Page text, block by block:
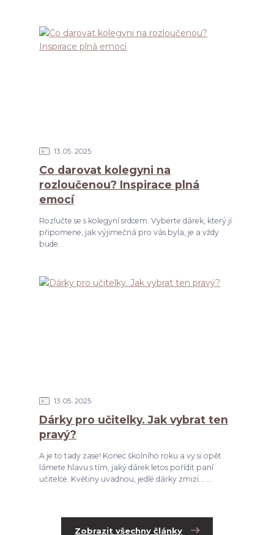
13 05 2025
Co darovat kolegyni na
rozloučenou? Inspirace plná
emocí
Rozlučte se s kolegyní srdcem. Vyberte dárek, který jí
připomene, jak výjimečná pro vás byla, je a vždy
bude.
13 05 2025
Dárky pro učitelky. Jak vybrat ten
pravý?
A je to tady zase! Konec školního roku a vy si opět
lámete hlavu s tím, jaký dárek letos pořídit paní
učitelce. Květiny uvadnou, jedlé dárky zmizí... ...
Zobrazit všechny články